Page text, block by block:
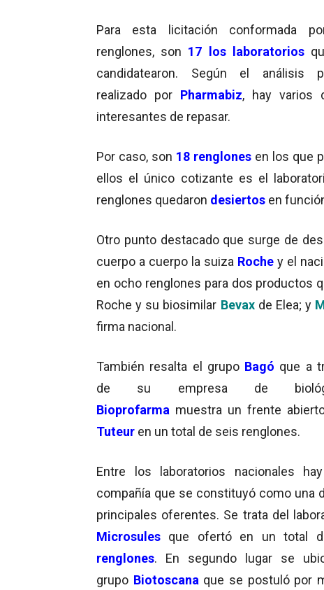
Para esta licitación conformada
renglones, son 17 los laboratorios
candidatearon. Según el análisis
realizado por Pharmabiz, hay varios
interesantes de repasar.
Por caso, son 18 renglones en los que
ellos el único cotizante es el
renglones quedaron desiertos en
Otro punto destacado que surge de
cuerpo a cuerpo la suiza Roche y el
en ocho renglones para dos productos
Roche y su biosimilar Bevax de Elea; y
firma nacional.
También resalta el grupo Bagó que a
de su empresa de
Bioprofarma muestra un frente
Tuteur en un total de seis renglones.
Entre los laboratorios nacionales
compañía que se constituyó como una
principales oferentes. Se trata del
Microsules que ofertó en un total
renglones. En segundo lugar se
grupo Biotoscana que se postuló por